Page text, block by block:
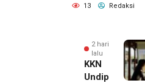
13 Redaksi
2 hari
lalu
KKN
Undip